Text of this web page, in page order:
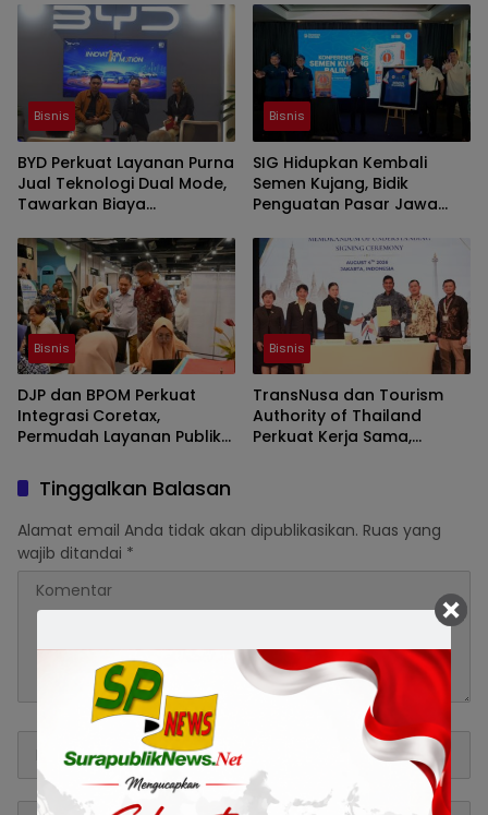
AI
Bisnis
BYD Perkuat Layanan Purna
Jual Teknologi Dual Mode,
Tawarkan Biaya
Bisnis
SIG Hidupkan Kembali
Semen Kujang, Bidik
Penguatan Pasar Jawa
Bisnis
DJP dan BPOM Perkuat
Integrasi Coretax,
Permudah Layanan Publik
Kelas
Bisnis
TransNusa dan Tourism
Authority of Thailand
Perkuat Kerja Sama,
Tinggalkan Balasan
Alamat email Anda tidak akan dipublikasikan. Ruas yang
wajib ditandai *